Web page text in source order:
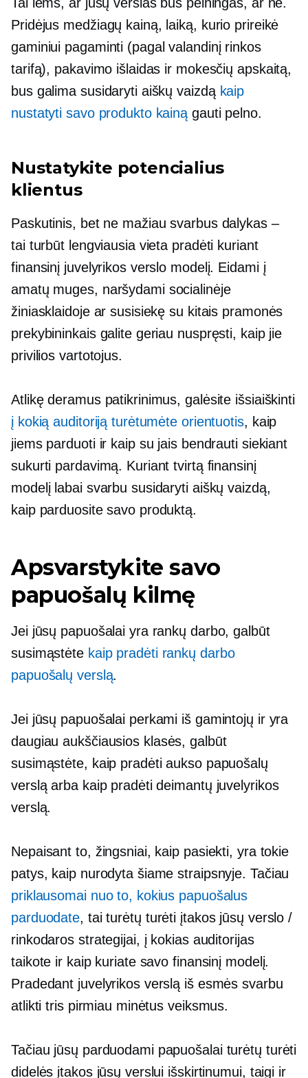
Pridėjus medžiagų kainą, laiką, kurio prireikė
gaminiui pagaminti (pagal valandinį rinkos
tarifą), pakavimo išlaidas ir mokesčių apskaitą,
bus galima susidaryti aiškų vaizdą kaip
nustatyti savo produkto kainą gauti pelno.
Nustatykite potencialius
klientus
Paskutinis, bet ne mažiau svarbus dalykas –
tai turbūt lengviausia vieta pradėti kuriant
finansinį juvelyrikos verslo modelį. Eidami į
amatų muges, naršydami socialinėje
žiniasklaidoje ar susisiekę su kitais pramonės
prekybininkais galite geriau nuspręsti, kaip jie
privilios vartotojus.
Atlikę deramus patikrinimus, galėsite išsiaiškinti
į kokią auditoriją turėtumėte orientuotis, kaip
jiems parduoti ir kaip su jais bendrauti siekiant
sukurti pardavimą. Kuriant tvirtą finansinį
modelį labai svarbu susidaryti aiškų vaizdą,
kaip parduosite savo produktą.
Apsvarstykite savo
papuošalų kilmę
Jei jūsų papuošalai yra rankų darbo, galbūt
susimąstėte kaip pradėti rankų darbo
papuošalų verslą.
Jei jūsų papuošalai perkami iš gamintojų ir yra
daugiauaukščiausios klasės, galbūt
susimąstėte, kaip pradėti aukso papuošalų
verslą arba kaip pradėti deimantų juvelyrikos
verslą.
Nepaisant to, žingsniai, kaip pasiekti, yra tokie
patys, kaip nurodyta šiame straipsnyje. Tačiau
priklausomai nuo to, kokius papuošalus
parduodate, tai turėtų turėti įtakos jūsų verslo /
rinkodaros strategijai, į kokias auditorijas
taikote ir kaip kuriate savo finansinį modelį.
Pradedant juvelyrikos verslą iš esmės svarbu
atlikti tris pirmiau minėtus veiksmus.
Tačiau jūsų parduodami papuošalai turėtų turėti
didelės įtakos jūsų verslui išskirtinumui, taigi ir